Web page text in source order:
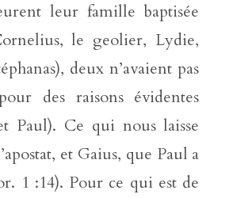
leur famille baptisée
le geolier, Lydie,
deux n’avaient pas
des raisons évidentes
Paul). Ce qui nous laisse
et Gaius, que Paul a
1 :14). Pour ce qui est de